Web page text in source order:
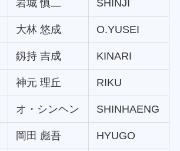
岩城 慎二 SHINJI
大林 悠成 O.YUSEI
釼持 吉成 KINARI
神元 理丘 RIKU
オ・シンヘン SHINHAENG
岡田 彪吾 HYUGO